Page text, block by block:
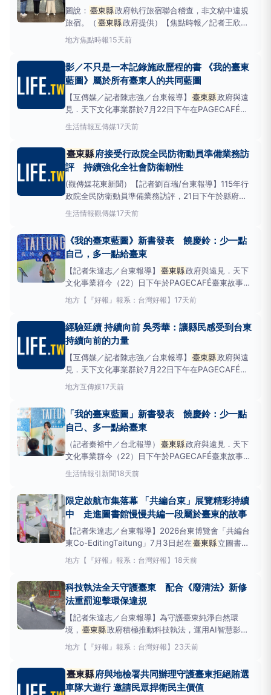
圖說： 臺東縣政府執行旅宿聯合稽查，非文稿中違規
旅宿。（ 臺東縣政府提供）【焦點時報／記者王欣儀
報導】暑假為旅遊旺季，為保障消費者權益，
政府持續辦理旅宿業房價稽查，不過，近期稽查發現部
型，應顧客加人加床加價後，高於備查房價，即屬違
規，縣府也特別
地方焦點時報15天前
影／不只是一本記錄施政歷程的書 《我的臺東
藍圖》屬於所有臺東人的共同藍圖
【互傳媒／記者陳志強／台東報導】 臺東縣政府與遠
見．天下文化事業群於7月22日下午在PAGECAFÉ臺
東故事館舉辦《我的臺東藍圖》新書發表會，邀請各界
代表、媒體及讀者共同見證這本記錄臺東城市轉型歷程
只是一本記錄施政歷程的書，更是一份與臺東共同完成
的城
生活情報互傳媒17天前
臺東縣府接受行政院全民防衛動員準備業務訪
評 持續強化全社會防衛韌性
(觀傳媒花東新聞）【記者劉百瑞/台東報導】115年行
政院全民防衛動員準備業務訪評，21日下午於縣府
A101會議室辦理，由行政院全民防衛動員會報及中央
各方案主管機關組成訪評小組蒞臨
料審查、實地驗證及意見交流，共同檢視地方動員整備
成果，
生活情報觀傳媒17天前
《我的臺東藍圖》新書發表 饒慶鈴：少一點
自己，多一點給臺東
【記者朱達志／台東報導】 臺東縣政府與遠見．天下
文化事業群今（22）日下午於PAGECAFÉ臺東故事館
舉辦《我的臺東藍圖》新書發表會，邀請各界代表、媒
體及讀者共同見證這本記錄臺東城市轉型歷程的作
一本記錄施政歷程的書，更是一份與臺東共同完成
地方 【『好報』報系：台灣好報】 17天前
經驗延續 持續向前 吳秀華：讓縣民感受到台東
持續向前的力量
【互傳媒／記者陳志強／台東報導】 臺東縣政府與遠
見．天下文化事業群於7月22日下午在PAGECAFÉ臺
東故事館舉辦《我的臺東藍圖》新書發表會，邀請各界
代表、媒體及讀者共同見證這本記錄臺東城市轉型歷程
傳承、一份治理台東的智慧，也是對未來縣政發展的重
要
地方互傳媒17天前
「我的臺東藍圖」新書發表 饒慶鈴：少一點
自己、多一點給臺東
（記者秦裕中／台北報導） 臺東縣政府與遠見．天下
文化事業群今（22）日下午於PAGECAFÉ臺東故事館
舉辦《我的臺東藍圖》新書發表會，邀請各界代表、媒
體及讀者共同見證這本記錄臺東城市轉型歷程的作
一本記錄施政歷程的書，更是一份與臺東共同完成的城
市藍圖。她希
生活情報引新聞18天前
限定啟航市集落幕 「共編台東」展覽精彩持續
中 走進圖書館慢慢共編一段屬於臺東的故事
【記者朱達志／台東報導】2026台東博覽會「共編台
東Co-EditingTaitung」7月3日起在臺東縣立圖書館
正式開展，首三日便吸引超過15,000人次進館參與，
限定登場的「CastOff!啟航市集」、系列講座與工作
書館，讓
地方 【『好報』報系：台灣好報】 18天前
科技執法全天守護臺東 配合《廢清法》新修
法重罰迎擊環保違規
【記者朱達志／台東報導】為守護臺東純淨自然環
境， 臺東縣政府積極推動科技執法，運用AI智慧影像
辨識、縮時攝影、CCTV及無人機巡查等科技設備，全
天候監控環境污染熱點，有效提升稽查效率與違規蒐證
棄物清理法》部分條文修正案，未來將進一步強
地方 【『好報』報系：台灣好報】 23天前
臺東縣府與地檢署共同辦理守護臺東拒絕賄選
車隊大遊行 邀請民眾捍衛民主價值